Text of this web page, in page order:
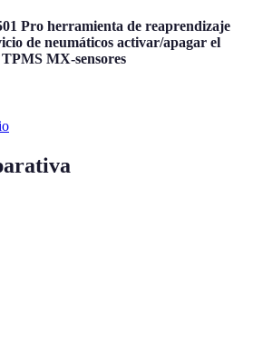
Pro herramienta de reaprendizaje
de neumáticos activar/apagar el
MX-sensores